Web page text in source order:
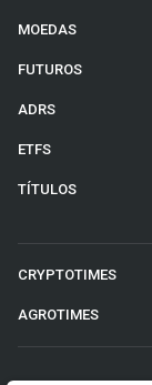
MOEDAS
FUTUROS
ADRS
ETFS
TÍTULOS
CRYPTOTIMES
AGROTIMES